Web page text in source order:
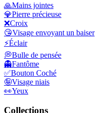
🙏Mains jointes
💎Pierre précieuse
❌Croix
😘Visage envoyant un baiser
⚡Éclair
💭Bulle de pensée
👻Fantôme
✅Bouton Coché
🤪Visage niais
👀Yeux
Collections